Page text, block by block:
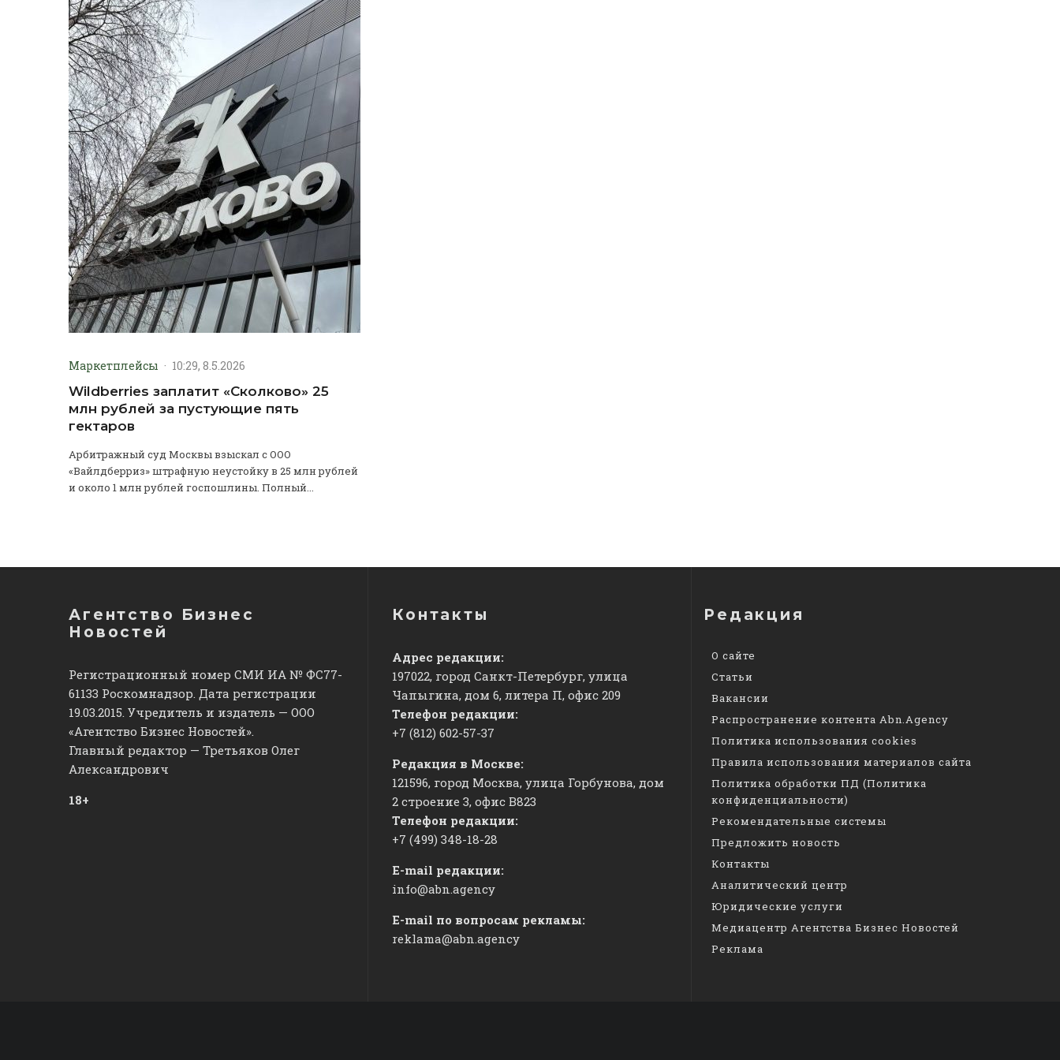
Маркетплейсы · 10:29, 8.5.2026
Wildberries заплатит «Сколково» 25
млн рублей за пустующие пять
гектаров
Арбитражный суд Москвы взыскал с ООО
«Вайлдберриз» штрафную неустойку в 25 млн рублей
и около 1 млн рублей госпошлины. Полный...
Агентство Бизнес
Новостей
Регистрационный номер СМИ ИА № ФС77-
61133 Роскомнадзор. Дата регистрации
19.03.2015. Учредитель и издатель — ООО
«Агентство Бизнес Новостей».
Главный редактор — Третьяков Олег
Александрович
18+
Контакты
Адрес редакции:
197022, город Санкт-Петербург, улица
Чапыгина, дом 6, литера П, офис 209
Телефон редакции:
+7 (812) 602-57-37
Редакция в Москве:
121596, город Москва, улица Горбунова, дом
2 строение 3, офис ​В823
Телефон редакции:
+7 (499) 348-18-28
E-mail редакции:
info@abn.agency
E-mail по вопросам рекламы:
reklama@abn.agency
Редакция
О сайте
Статьи
Вакансии
Распространение контента Abn.Agency
Политика использования cookies
Правила использования материалов сайта
Политика обработки ПД (Политика
конфиденциальности)
Рекомендательные системы
Предложить новость
Контакты
Аналитический центр
Юридические услуги
Медиацентр Агентства Бизнес Новостей
Реклама